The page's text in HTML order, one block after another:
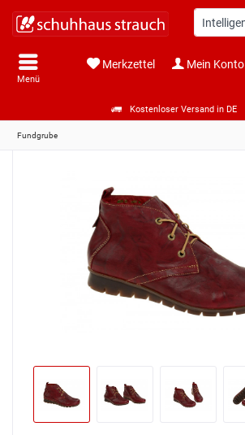
Kostenloser Versand in DE
Menü
Merkzettel Mein Konto
Fundgrube